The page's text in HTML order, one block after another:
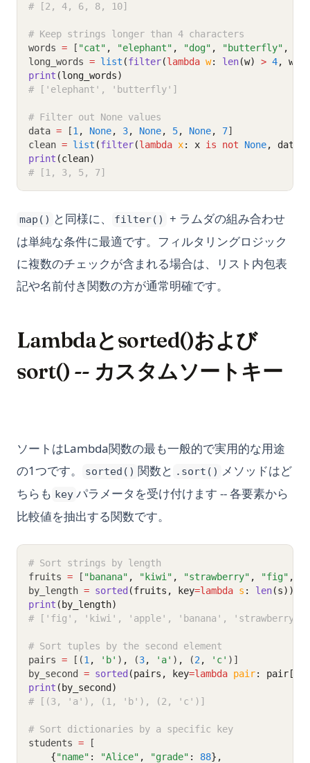
# [2, 4, 6, 8, 10]
# Keep strings longer than 4 characters
words = [ "cat" , "elephant" , "dog" , "butterfly" ,
long_words = list (filter(lambda w: len(w) > 4,
print (long_words)
# ['elephant', 'butterfly']
# Filter out None values
data = [1 , None, 3, None, 5, None, 7]
clean = list (filter(lambda x: x is not None, data))
print (clean)
# [1, 3, 5, 7]
map() と同様に、 filter()
+ ラムダの組み合わせ
は単純な条件に最適です。フィルタリングロジック
に複数のチェックが含まれる場合は、リスト内包表
記や名前付き関数の方が通常明確です。
Lambdaとsorted()および
sort() -- カスタムソートキー
ソートはLambda関数の最も一般的で実用的な用途
の1つです。
sorted() 関数と .sort() メソッドはど
ちらも key パラメータを受け付けます -- 各要素から
比較値を抽出する関数です。
# Sort strings by length
fruits = [ "banana" , "kiwi" , "strawberry" , "fig" ,
by_length = sorted (fruits, key=lambda s : len(s))
print (by_length)
# ['fig', 'kiwi', 'apple', 'banana', 'strawberry']
# Sort tuples by the second element
pairs = [(1 , 'b' ) , (3, 'a' ) , (2 , 'c' )]
by_second = sorted (pairs, key=lambda pair: pair[
print (by_second)
# [(3, 'a'), (1, 'b'), (2, 'c')]
# Sort dictionaries by a specific key
students = [
{"name" : "Alice" , "grade" : 88},